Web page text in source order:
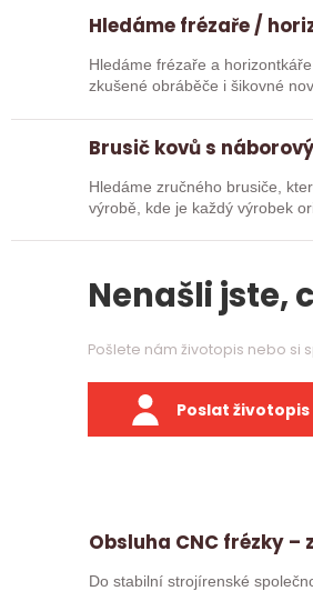
Hledáme frézaře /
Hledáme frézaře a
zkušené obráběče i šikovné
Brusič kovů s
Hledáme zručného brusiče,
výrobě, kde je každý výrobek
Nenašli jste,
Pošlete nám životopis nebo si
Poslat životopis
Obsluha CNC frézky –
Do stabilní strojírenské